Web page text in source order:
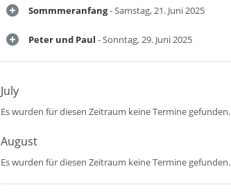
Sommmeranfang- Samstag, 21. Juni 2025
Peter und Paul - Sonntag, 29. Juni 2025
July
Es wurden für diesen Zeitraum keine Termine gefunden.
August
Es wurden für diesen Zeitraum keine Termine gefunden.